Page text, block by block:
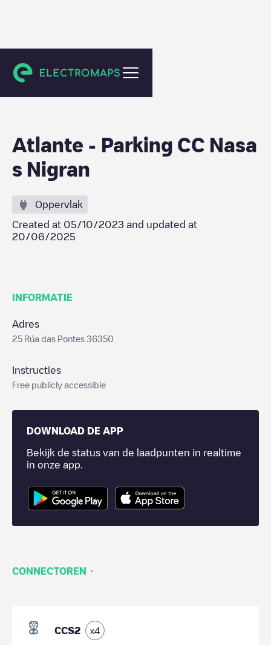
Nigrán
Atlante - Parking CC Nasa
s Nigran
Oppervlak
Created at 05/10/2023 and updated at
20/06/2025
INFORMATIE
Adres
25 Rúa das Pontes 36350
Instructies
Free publicly accessible
DOWNLOAD DE APP
Bekijk de status van de laadpunten in realtime
in onze app.
CONNECTOREN ·
CCS2 x4